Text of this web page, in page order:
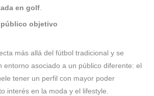
en golf.
objetivo
más allá del fútbol tradicional y se
entorno asociado a un público diferente: el
tener un perfil con mayor poder
interés en la moda y el lifestyle.